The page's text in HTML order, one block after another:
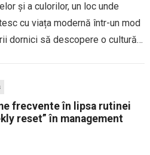
și a culorilor, un loc unde
cu viața modernă într-un mod
dornici să descopere o cultură
frecvente în lipsa rutinei
reset” în management